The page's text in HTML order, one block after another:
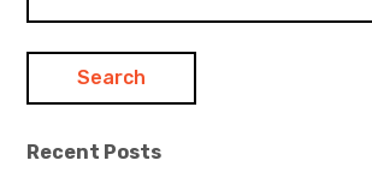
s
c
f
Recent Posts